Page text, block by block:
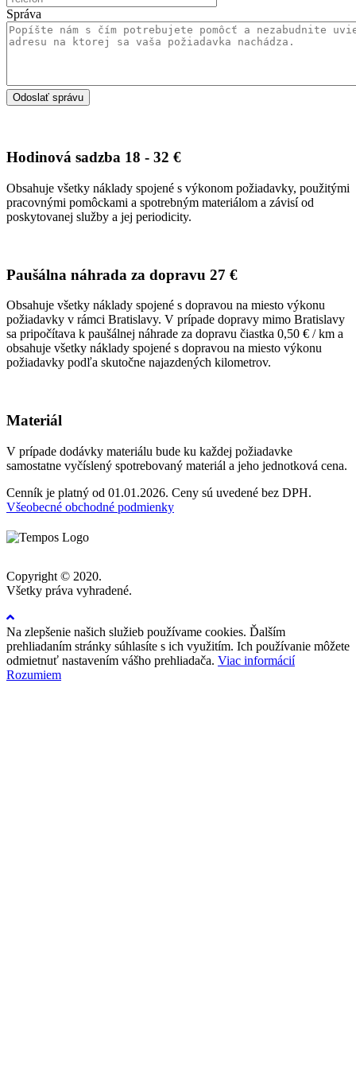
Správa
Hodinová sadzba 18 - 32 €
Obsahuje všetky náklady spojené s výkonom požiadavky, použitými
pracovnými pomôckami a spotrebným materiálom a závisí od
poskytovanej služby a jej periodicity.
Paušálna náhrada za dopravu 27 €
Obsahuje všetky náklady spojené s dopravou na miesto výkonu
požiadavky v rámci Bratislavy. V prípade dopravy mimo Bratislavy
sa pripočítava k paušálnej náhrade za dopravu čiastka 0,50 € / km a
obsahuje všetky náklady spojené s dopravou na miesto výkonu
požiadavky podľa skutočne najazdených kilometrov.
Materiál
V prípade dodávky materiálu bude ku každej požiadavke
samostatne vyčíslený spotrebovaný materiál a jeho jednotková cena.
Cenník je platný od 01.01.2026. Ceny sú uvedené bez DPH.
Všeobecné obchodné podmienky
Copyright © 2020.
Všetky práva vyhradené.
Na zlepšenie našich služieb používame cookies. Ďalším
prehliadaním stránky súhlasíte s ich využitím. Ich používanie môžete
odmietnuť nastavením vášho prehliadača. Viac informácií
Rozumiem